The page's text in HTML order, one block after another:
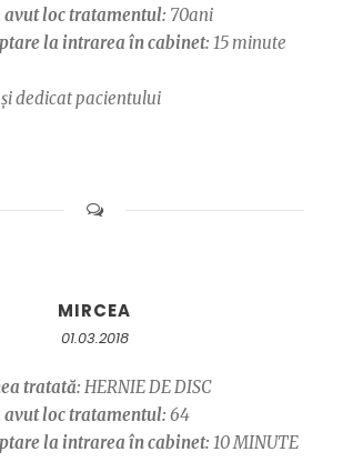
avut loc tratamentul: 70ani
la intrarea în cabinet: 15 minute
dedicat pacientului
MIRCEA
01.03.2018
tratată: HERNIE DE DISC
avut loc tratamentul: 64
la intrarea în cabinet: 10 MINUTE